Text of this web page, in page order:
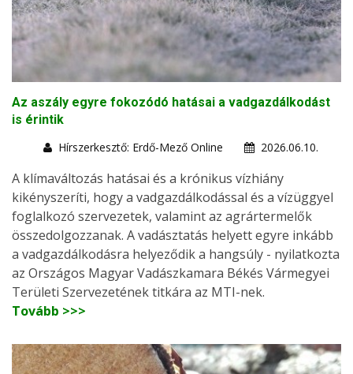
Az aszály egyre fokozódó hatásai a vadgazdálkodást
is érintik
Hírszerkesztő: Erdő-Mező Online
2026.06.10.
A klímaváltozás hatásai és a krónikus vízhiány
kikényszeríti, hogy a vadgazdálkodással és a vízüggyel
foglalkozó szervezetek, valamint az agrártermelők
összedolgozzanak. A vadásztatás helyett egyre inkább
a vadgazdálkodásra helyeződik a hangsúly - nyilatkozta
az Országos Magyar Vadászkamara Békés Vármegyei
Területi Szervezetének titkára az MTI-nek.
Tovább >>>